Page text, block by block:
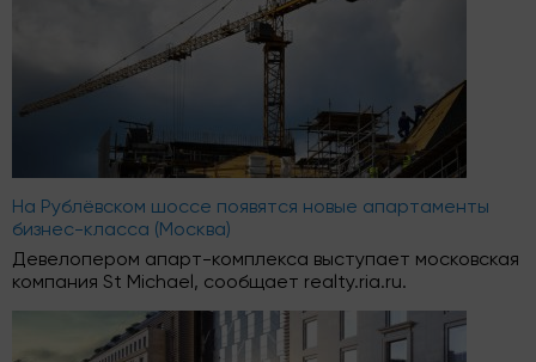
На Рублёвском шоссе появятся новые апартаменты
бизнес-класса (Москва)
Девелопером апарт-комплекса выступает московская
компания St Michael, сообщает realty.ria.ru.